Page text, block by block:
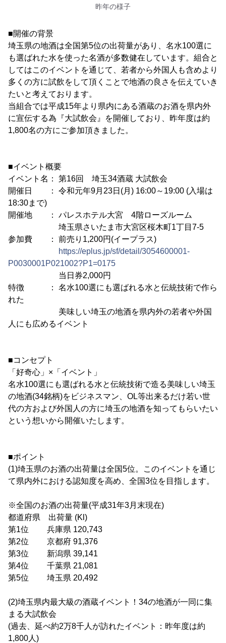
昨年の様子
■開催の背景
埼玉県の地酒は全国第5位の出荷量があり、名水100選に
も選ばれた水を使った名酒が多数健在しています。組合と
してはこのイベントを通じて、若者から外国人も含めより
多くの方に試飲をして頂くことで地酒の良さを伝えていき
たいと考えております。
当組合では平成15年より県内にある酒蔵のお酒を県内外
に宣伝する為『大試飲会』を開催しており、昨年度は約
1,800名の方にご参加頂きました。
■イベント概要
イベント名： 第16回 埼玉34酒蔵 大試飲会
開催日 ： 令和元年9月23日(月) 16:00～19:00 (入場は
18:30まで)
開催地 ： パレスホテル大宮 4階ローズルーム
埼玉県さいたま市大宮区桜木町1丁目7-5
参加費 ： 前売り1,200円(イープラス)
https://eplus.jp/sf/detail/3054600001-
P0030001P021002?P1=0175
当日券2,000円
特徴 ： 名水100選にも選ばれる水と伝統技術で作ら
れた
美味しい埼玉の地酒を県内外の若者や外国
人にも広めるイベント
■コンセプト
「好奇心」×「イベント」
名水100選にも選ばれる水と伝統技術で造る美味しい埼玉
の地酒(34銘柄)をビジネスマン、OL等出来るだけ若い世
代の方および外国人の方に埼玉の地酒を知ってもらいたい
という想いから開催いたします。
■ポイント
(1)埼玉県のお酒の出荷量は全国5位。このイベントを通じ
て県内外における認知度を高め、全国3位を目指します。
※全国のお酒の出荷量(平成31年3月末現在)
都道府県 出荷量 (Kl)
第1位 兵庫県 120,743
第2位 京都府 91,376
第3位 新潟県 39,141
第4位 千葉県 21,081
第5位 埼玉県 20,492
(2)埼玉県内最大級の酒蔵イベント！34の地酒が一同に集
まる大試飲会
(過去、延べ約2万8千人が訪れたイベント：昨年度は約
1,800人)